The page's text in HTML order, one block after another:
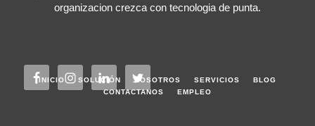
organizacion crezca con tecnologia de punta.
INICIO SOLUCIÓN NOSOTROS SERVICIOS
BLOG
CONTACTANOS
EMPLEO